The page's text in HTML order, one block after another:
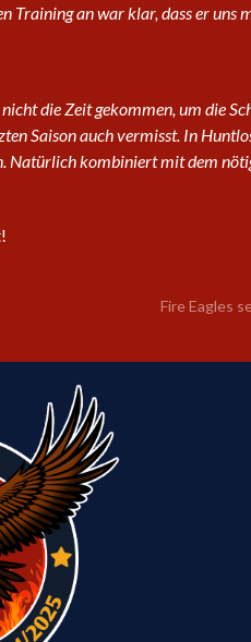
Training an war klar, dass er uns
die Zeit gekommen, um die
Saison auch vermisst. In
Natürlich kombiniert mit dem
Fire Eagles